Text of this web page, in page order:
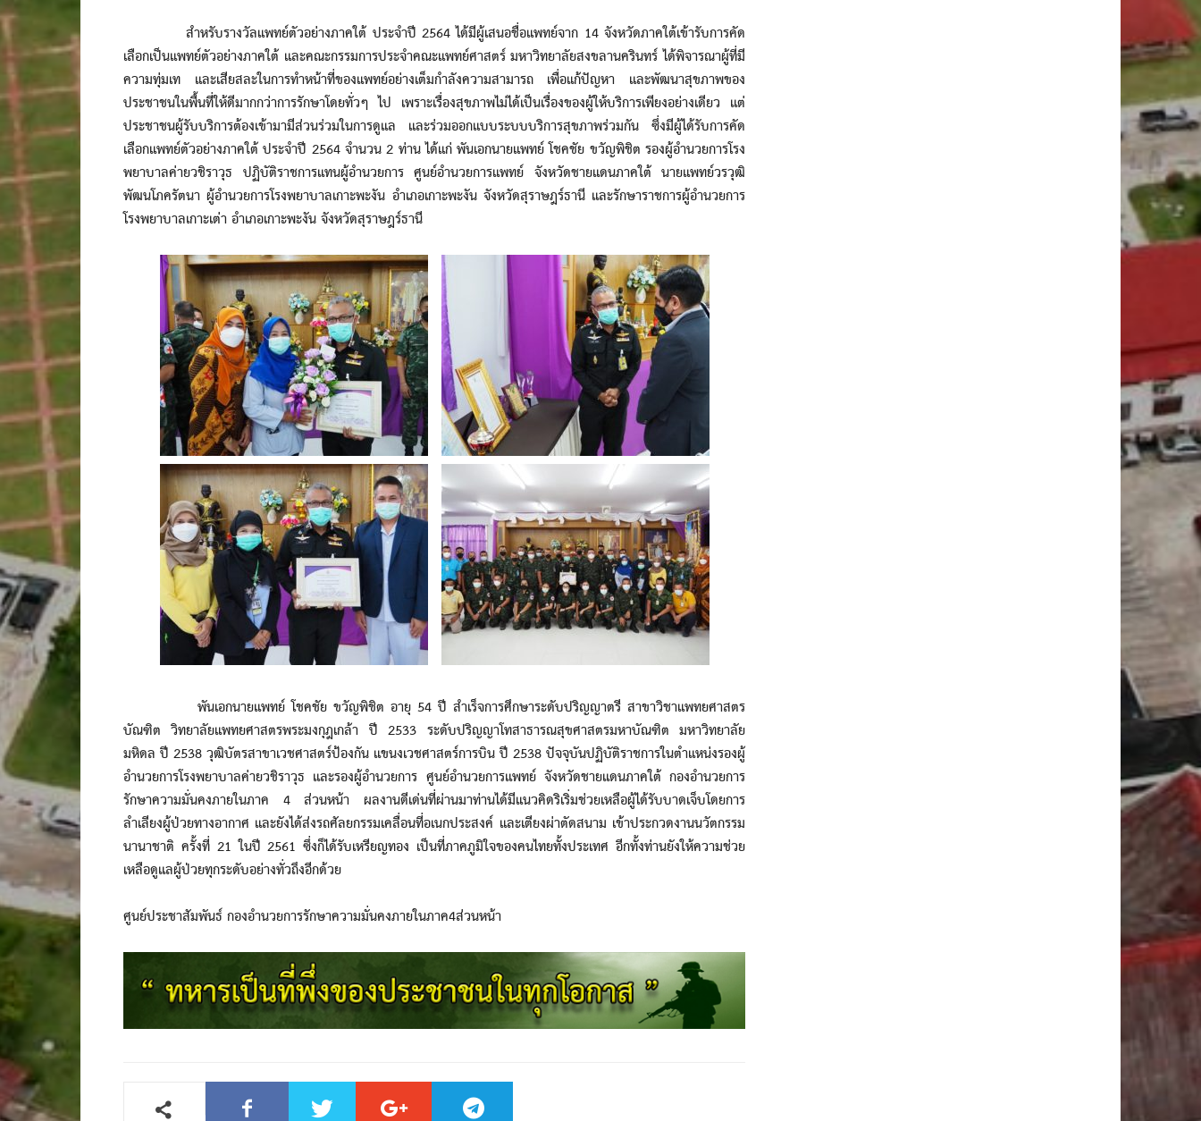
สำหรับรางวัลแพทย์ตัวอย่างภาคใต้ ประจำปี 2564 ได้มีผู้เสนอชื่อแพทย์จาก 14 จังหวัดภาคใต้เข้ารับการคัด
เลือกเป็นแพทย์ตัวอย่างภาคใต้ และคณะกรรมการประจำคณะแพทย์ศาสตร์ มหาวิทยาลัยสงขลานครินทร์ ได้พิจารณาผู้ที่มี
ความทุ่มเท และเสียสละในการทำหน้าที่ของแพทย์อย่างเต็มกำลังความสามารถ เพื่อแก้ปัญหา และพัฒนาสุขภาพของ
ประชาชนในพื้นที่ให้ดีมากกว่าการรักษาโดยทั่วๆ ไป เพราะเรื่องสุขภาพไม่ได้เป็นเรื่องของผู้ให้บริการเพียงอย่างเดียว แต่
ประชาชนผู้รับบริการต้องเข้ามามีส่วนร่วมในการดูแล และร่วมออกแบบระบบบริการสุขภาพร่วมกัน ซึ่งมีผู้ได้รับการคัด
เลือกแพทย์ตัวอย่างภาคใต้ ประจำปี 2564 จำนวน 2 ท่าน ได้แก่ พันเอกนายแพทย์ โชคชัย ขวัญพิชิต รองผู้อำนวยการโรง
พยาบาลค่ายวชิราวุธ ปฏิบัติราชการแทนผู้อำนวยการ ศูนย์อำนวยการแพทย์ จังหวัดชายแดนภาคใต้ นายแพทย์วรวุฒิ
พัฒนโภครัตนา ผู้อำนวยการโรงพยาบาลเกาะพะงัน อำเภอเกาะพะงัน จังหวัดสุราษฎร์ธานี และรักษาราชการผู้อำนวยการ
โรงพยาบาลเกาะเต่า อำเภอเกาะพะงัน จังหวัดสุราษฎร์ธานี
พันเอกนายแพทย์ โชคชัย ขวัญพิชิต อายุ 54 ปี สำเร็จการศึกษาระดับปริญญาตรี สาขาวิชาแพทยศาสตร
บัณฑิต วิทยาลัยแพทยศาสตรพระมงกุฎเกล้า ปี 2533 ระดับปริญญาโทสาธารณสุขศาสตรมหาบัณฑิต มหาวิทยาลัย
มหิดล ปี 2538 วุฒิบัตรสาขาเวชศาสตร์ป้องกัน แขนงเวชศาสตร์การบิน ปี 2538 ปัจจุบันปฏิบัติราชการในตำแหน่งรองผู้
อำนวยการโรงพยาบาลค่ายวชิราวุธ และรองผู้อำนวยการ ศูนย์อำนวยการแพทย์ จังหวัดชายแดนภาคใต้ กองอำนวยการ
รักษาความมั่นคงภายในภาค 4 ส่วนหน้า ผลงานดีเด่นที่ผ่านมาท่านได้มีแนวคิดริเริ่มช่วยเหลือผู้ได้รับบาดเจ็บโดยการ
ลำเลียงผู้ป่วยทางอากาศ และยังได้ส่งรถศัลยกรรมเคลื่อนที่อเนกประสงค์ และเตียงผ่าตัดสนาม เข้าประกวดงานนวัตกรรม
นานาชาติ ครั้งที่ 21 ในปี 2561 ซึ่งก็ได้รับเหรียญทอง เป็นที่ภาคภูมิใจของคนไทยทั้งประเทศ อีกทั้งท่านยังให้ความช่วย
เหลือดูแลผู้ป่วยทุกระดับอย่างทั่วถึงอีกด้วย
ศูนย์ประชาสัมพันธ์ กองอำนวยการรักษาความมั่นคงภายในภาค4ส่วนหน้า